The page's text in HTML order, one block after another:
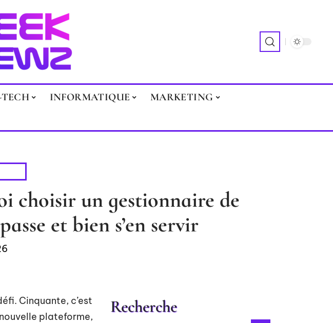
INFORMATIQUE
MARKETING
choisir un gestionnaire de
et bien s’en servir
Cinquante, c’est
plateforme,
Recherche